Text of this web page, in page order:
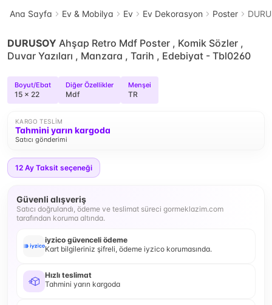
Ana Sayfa Ev & Mobilya Ev Ev Dekorasyon Poster
DURUSOY Ahşap Retro Mdf Poster , Komik Sözler ,
Duvar Yazıları , Manzara , Tarih , Edebiyat - Tbl0260
Boyut/Ebat
15 x 22
Diğer Özellikler
Mdf
Menşei
TR
KARGO TESLIM
Tahmini yarın kargoda
Satıcı gönderimi
12 Ay Taksit seçeneği
Güvenli alışveriş
Satıcı doğrulandı, ödeme ve teslimat süreci gormeklazim.com
tarafından koruma altında.
iyzico güvenceli ödeme
Kart bilgileriniz şifreli, ödeme iyzico korumasında.
Hızlı teslimat
Tahmini yarın kargoda